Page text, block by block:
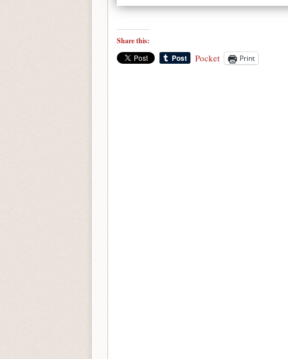
Share this:
Pocket Print